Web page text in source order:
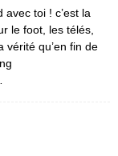
avec toi ! c’est la
le foot, les télés,
vérité qu’en fin de